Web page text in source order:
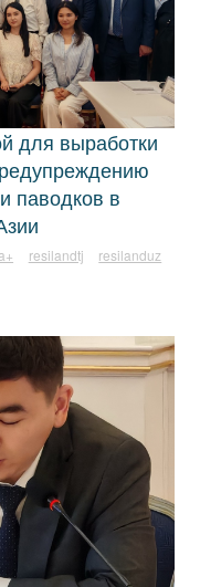
для выработки
паводков в
resilandtj
resilanduz